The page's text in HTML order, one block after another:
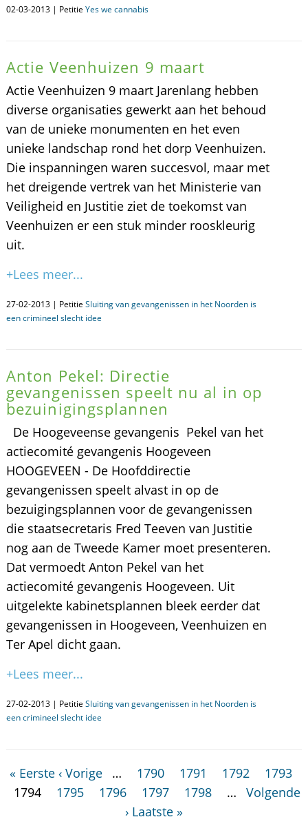
02-03-2013 | Petitie Yes we cannabis
Actie Veenhuizen 9 maart
Actie Veenhuizen 9 maart Jarenlang hebben
diverse organisaties gewerkt aan het behoud
van de unieke monumenten en het even
unieke landschap rond het dorp Veenhuizen.
Die inspanningen waren succesvol, maar met
het dreigende vertrek van het Ministerie van
Veiligheid en Justitie ziet de toekomst van
Veenhuizen er een stuk minder rooskleurig
uit.
+Lees meer...
27-02-2013 | Petitie Sluiting van gevangenissen in het Noorden is
een crimineel slecht idee
Anton Pekel: Directie
gevangenissen speelt nu al in op
bezuinigingsplannen
De Hoogeveense gevangenis Pekel van het
actiecomité gevangenis Hoogeveen
HOOGEVEEN - De Hoofddirectie
gevangenissen speelt alvast in op de
bezuigingsplannen voor de gevangenissen
die staatsecretaris Fred Teeven van Justitie
nog aan de Tweede Kamer moet presenteren.
Dat vermoedt Anton Pekel van het
actiecomité gevangenis Hoogeveen. Uit
uitgelekte kabinetsplannen bleek eerder dat
gevangenissen in Hoogeveen, Veenhuizen en
Ter Apel dicht gaan.
+Lees meer...
27-02-2013 | Petitie Sluiting van gevangenissen in het Noorden is
een crimineel slecht idee
« Eerste ‹ Vorige … 1790 1791 1792
1793
1794
1795 1796 1797 1798 …
Volgende
› Laatste »